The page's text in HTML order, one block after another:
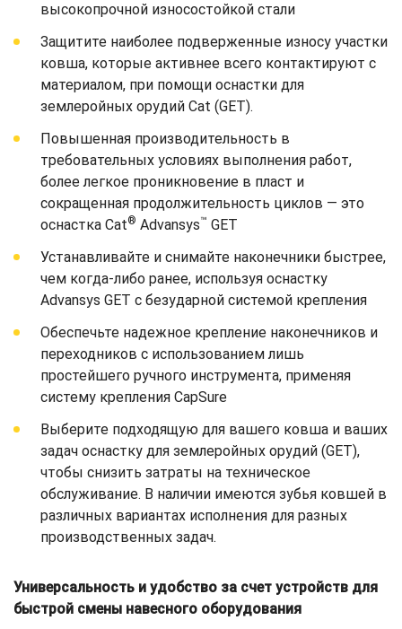
высокопрочной износостойкой стали
Защитите наиболее подверженные износу участки
ковша, которые активнее всего контактируют с
материалом, при помощи оснастки для
землеройных орудий Cat (GET).
Повышенная производительность в
требовательных условиях выполнения работ,
более легкое проникновение в пласт и
сокращенная продолжительность циклов — это
оснастка Cat® Advansys™ GET
Устанавливайте и снимайте наконечники быстрее,
чем когда-либо ранее, используя оснастку
Advansys GET с безударной системой крепления
Обеспечьте надежное крепление наконечников и
переходников с использованием лишь
простейшего ручного инструмента, применяя
систему крепления CapSure
Выберите подходящую для вашего ковша и ваших
задач оснастку для землеройных орудий (GET),
чтобы снизить затраты на техническое
обслуживание. В наличии имеются зубья ковшей в
различных вариантах исполнения для разных
производственных задач.
Универсальность и удобство за счет устройств для
быстрой смены навесного оборудования